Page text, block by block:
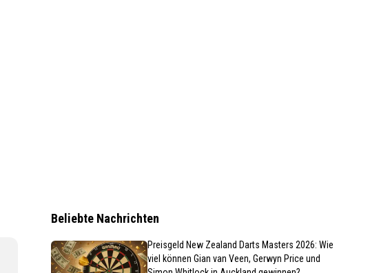
Beliebte Nachrichten
Preisgeld New Zealand Darts Masters 2026: Wie
viel können Gian van Veen, Gerwyn Price und